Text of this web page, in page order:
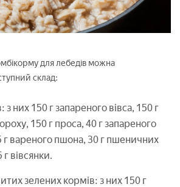
для лебедів можна
склад:
з них 150 г запареного вівса, 150 г
150 г проса, 40 г запареного
вареного пшона, 30 г пшеничних
г вівсянки.
зелених кормів: з них 150 г